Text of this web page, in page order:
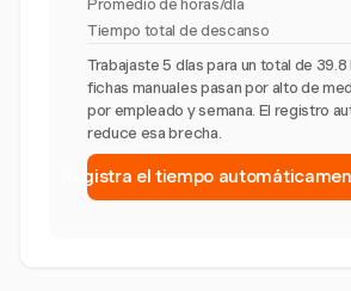
Promedio de horas/día
Tiempo total de descanso
Trabajaste 5 días para un total de 39.8
fichas manuales pasan por alto de
por empleado y semana. El registro
reduce esa brecha.
Registra el tiempo